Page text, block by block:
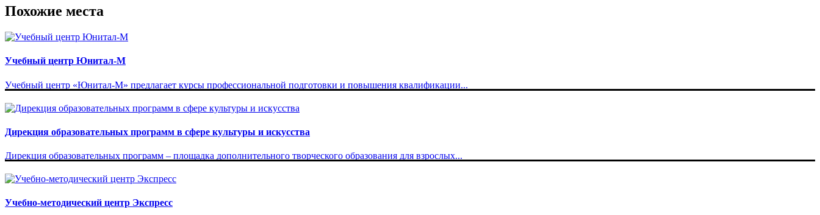
Похожие места
Учебный центр Юнитал-М
Учебный центр «Юнитал-М» предлагает курсы профессиональной подготовки и повышения квалификации...
Дирекция образовательных программ в сфере культуры и искусства
Дирекция образовательных программ – площадка дополнительного творческого образования для взрослых...
Учебно-методический центр Экспресс